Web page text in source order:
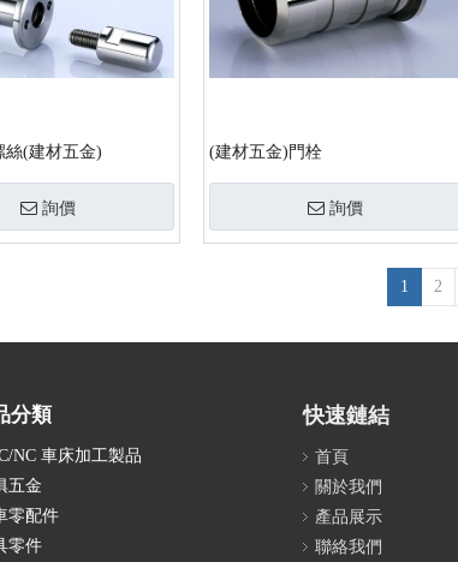
絲(建材五金)
詢價
(建材五金)門栓
詢價
1 2
分類
NC 車床加工製品
五金
零配件
零件
快速鏈結
首頁
關於我們
產品展示
聯絡我們